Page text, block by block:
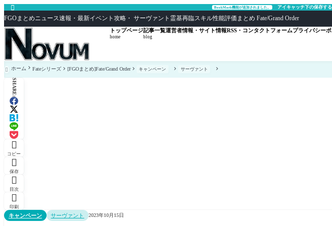
 BookMark機能が追加されました。 アイキャッチ下の保存す
FGOまとめニュース速報・最新イベント攻略・ サーヴァント霊基再臨スキル性能評価まとめ Fate/Grand Order
トップページ
home
記事一覧
blog
運営者情報・サイト情報RSS・コンタクトフォームプライバシー
 ホーム Fateシリーズ [FGOまとめ]Fate/Grand Order キャンペーン サーヴァント
SHARE:

コピー

保存

目次

印刷
キャンペーン サーヴァント 2023年10月15日